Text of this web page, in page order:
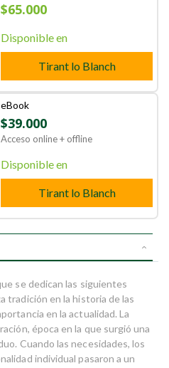
$65.000
Disponible en
Tirant lo Blanch
eBook
$39.000
Acceso online + offline
Disponible en
Tirant lo Blanch
se dedican las siguientes
tradición en la historia de las
en la actualidad. La
época en la que surgió una
Cuando las necesidades, los
individual pasaron a un